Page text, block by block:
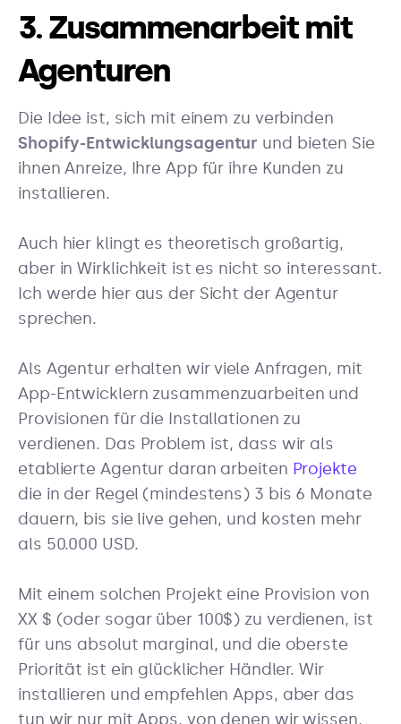
3. Zusammenarbeit mit
Agenturen
Die Idee ist, sich mit einem zu verbinden
Shopify-Entwicklungsagentur und bieten Sie
ihnen Anreize, Ihre App für ihre Kunden zu
installieren.
Auch hier klingt es theoretisch großartig,
aber in Wirklichkeit ist es nicht so interessant.
Ich werde hier aus der Sicht der Agentur
sprechen.
Als Agentur erhalten wir viele Anfragen, mit
App-Entwicklern zusammenzuarbeiten und
Provisionen für die Installationen zu
verdienen. Das Problem ist, dass wir als
etablierte Agentur daran arbeiten Projekte
die in der Regel (mindestens) 3 bis 6 Monate
dauern, bis sie live gehen, und kosten mehr
als 50.000 USD.
Mit einem solchen Projekt eine Provision von
XX $ (oder sogar über 100$) zu verdienen, ist
für uns absolut marginal, und die oberste
Priorität ist ein glücklicher Händler. Wir
installieren und empfehlen Apps, aber das
tun wir nur mit Apps, von denen wir wissen,